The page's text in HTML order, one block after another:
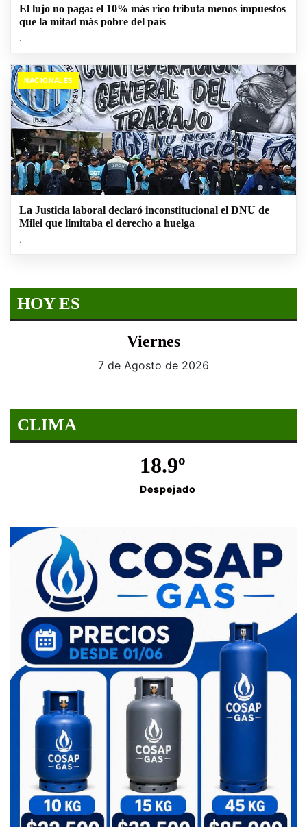
El lujo no paga: el 10% más rico tributa menos impuestos
que la mitad más pobre del país
.
NACIONALES
La Justicia laboral declaró inconstitucional el DNU de
Milei que limitaba el derecho a huelga
.
HOY ES
Viernes
7 de Agosto de 2026
CLIMA
18.9º
Despejado